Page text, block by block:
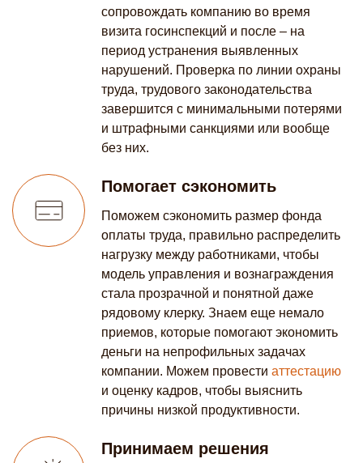
сопровождать компанию во время
визита госинспекций и после – на
период устранения выявленных
нарушений. Проверка по линии охраны
труда, трудового законодательства
завершится с минимальными потерями
и штрафными санкциями или вообще
без них.
Помогает сэкономить
Поможем сэкономить размер фонда
оплаты труда, правильно распределить
нагрузку между работниками, чтобы
модель управления и вознаграждения
стала прозрачной и понятной даже
рядовому клерку. Знаем еще немало
приемов, которые помогают экономить
деньги на непрофильных задачах
компании. Можем провести аттестацию
и оценку кадров, чтобы выяснить
причины низкой продуктивности.
Принимаем решения